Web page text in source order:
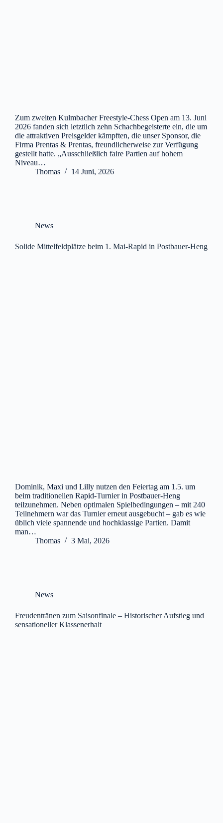
Zum zweiten Kulmbacher Freestyle-Chess Open am 13. Juni
2026 fanden sich letztlich zehn Schachbegeisterte ein, die um
die attraktiven Preisgelder kämpften, die unser Sponsor, die
Firma Prentas & Prentas, freundlicherweise zur Verfügung
gestellt hatte. „Ausschließlich faire Partien auf hohem
Niveau…
Thomas
14 Juni, 2026
News
Solide Mittelfeldplätze beim 1. Mai-Rapid in Postbauer-Heng
Dominik, Maxi und Lilly nutzen den Feiertag am 1.5. um
beim traditionellen Rapid-Turnier in Postbauer-Heng
teilzunehmen. Neben optimalen Spielbedingungen – mit 240
Teilnehmern war das Turnier erneut ausgebucht – gab es wie
üblich viele spannende und hochklassige Partien. Damit
man…
Thomas
3 Mai, 2026
News
Freudentränen zum Saisonfinale – Historischer Aufstieg und
sensationeller Klassenerhalt